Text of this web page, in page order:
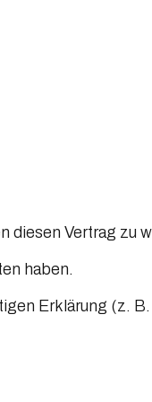
diesen Vertrag zu
haben.
Erklärung (z.